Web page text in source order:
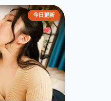
今日更新